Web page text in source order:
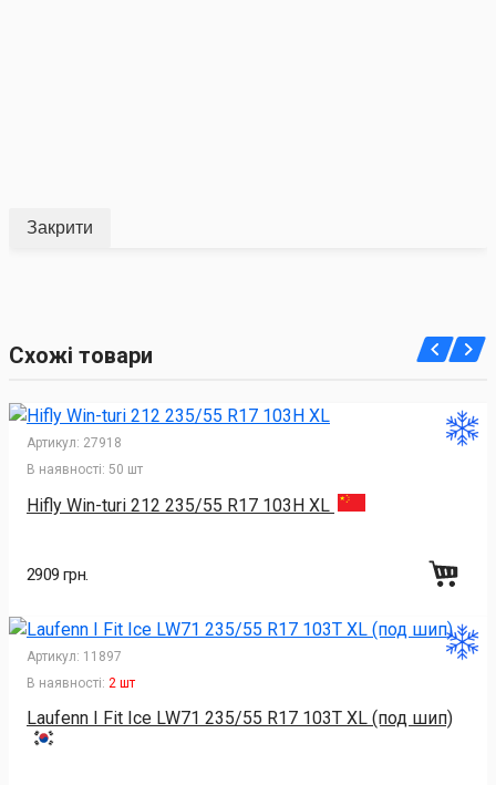
Закрити
Схожі товари
Артикул: 27918
В наявності: 50 шт
Hifly Win-turi 212 235/55 R17 103H XL
2909 грн.
Артикул: 11897
В наявності: 2 шт
Laufenn I Fit Ice LW71 235/55 R17 103T XL (под шип)